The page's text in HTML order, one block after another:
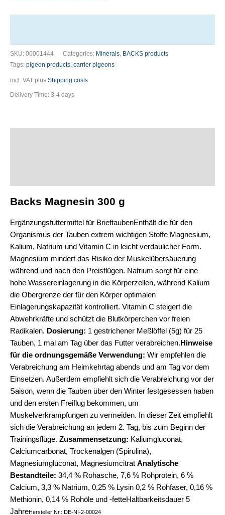
SKU: 00001444 Categories: Minerals BACKS products
Tags: pigeon products carrier pigeons
incl. VAT plus Shipping costs
Delivery Time: 3-4 days
Backs Magnesin 300 g
Ergänzungsfuttermittel für BrieftaubenEnthält die für den
Organismus der Tauben extrem wichtigen Stoffe Magnesium,
Kalium, Natrium und Vitamin C in leicht verdaulicher Form.
Magnesium mindert das Risiko der Muskelübersäuerung
während und nach den Preisflügen. Natrium sorgt für eine
hohe Wassereinlagerung in die Körperzellen, während Kalium
die Obergrenze der für den Körper optimalen
Einlagerungskapazität kontrolliert. Vitamin C steigert die
Abwehrkräfte und schützt die Blutkörperchen vor freien
Radikalen. Dosierung: 1 gestrichener Meßlöffel (5g) für 25
Tauben, 1 mal am Tag über das Futter verabreichen.Hinweise
für die ordnungsgemäße Verwendung: Wir empfehlen die
Verabreichung am Heimkehrtag abends und am Tag vor dem
Einsetzen. Außerdem empfiehlt sich die Verabreichung vor der
Saison, wenn die Tauben über den Winter festgesessen haben
und den ersten Freiflug bekommen, um
Muskelverkrampfungen zu vermeiden. In dieser Zeit empfiehlt
sich die Verabreichung an jedem 2. Tag, bis zum Beginn der
Trainingsflüge. Zusammensetzung: Kaliumgluconat,
Calciumcarbonat, Trockenalgen (Spirulina),
Magnesiumgluconat, Magnesiumcitrat Analytische
Bestandteile: 34,4 % Rohasche, 7,6 % Rohprotein, 6 %
Calcium, 3,3 % Natrium, 0,25 % Lysin 0,2 % Rohfaser, 0,16 %
Methionin, 0,14 % Rohöle und -fetteHaltbarkeitsdauer 5
JahreHersteller Nr.: DE-NI-2-00024